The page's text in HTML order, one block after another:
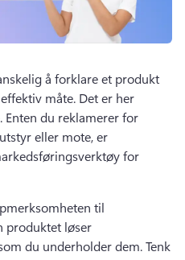
å forklare et produkt
måte. Det er her
Enten du reklamerer for
eller mote, er
for
til
produktet løser
du underholder dem. Tenk